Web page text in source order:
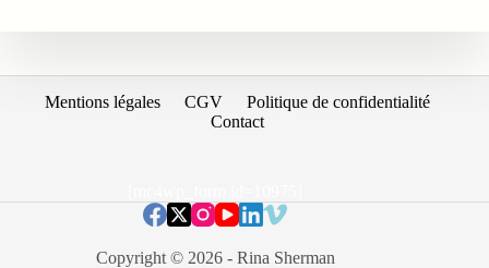
Mentions légales CGV
Politique de confidentialité
Contact
Copyright © 2026 - Rina Sherman